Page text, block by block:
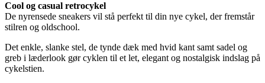
Cool og casual retrocykel
De nyrensede sneakers vil stå perfekt til din nye cykel, der fremstår
stilren og oldschool.
Det enkle, slanke stel, de tynde dæk med hvid kant samt sadel og
greb i læderlook gør cyklen til et let, elegant og nostalgisk indslag på
cykelstien.